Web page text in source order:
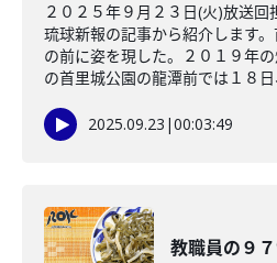
２０２５年９月２３日(火)放送回
琉球新報の記事から紹介します
の前に姿を現した。２０１９年
の首里城公園の龍潭前では１８
2025.09.23 |00:03:49
教職員の９